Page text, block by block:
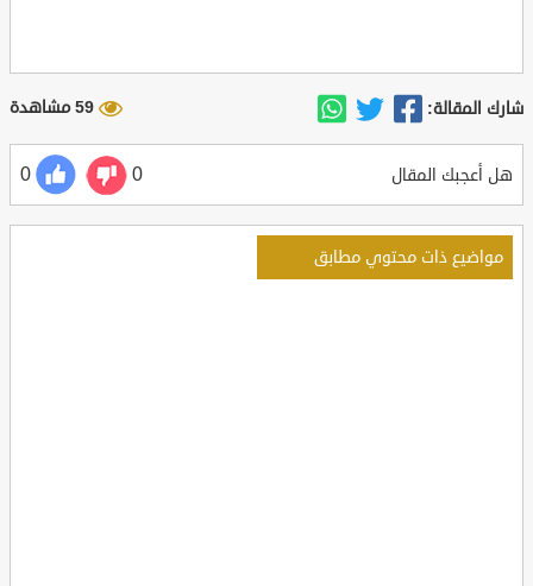
شارك المقالة: 59 مشاهدة
هل أعجبك المقال 0
0
مواضيع ذات محتوي مطابق